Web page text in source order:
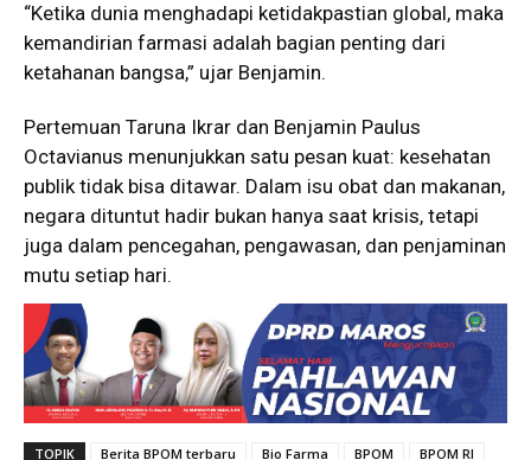
“Ketika dunia menghadapi ketidakpastian global, maka
kemandirian farmasi adalah bagian penting dari
ketahanan bangsa,” ujar Benjamin.
Pertemuan Taruna Ikrar dan Benjamin Paulus
Octavianus menunjukkan satu pesan kuat: kesehatan
publik tidak bisa ditawar. Dalam isu obat dan makanan,
negara dituntut hadir bukan hanya saat krisis, tetapi
juga dalam pencegahan, pengawasan, dan penjaminan
mutu setiap hari.
TOPIK Berita BPOM terbaru Bio Farma BPOM
BPOM RI